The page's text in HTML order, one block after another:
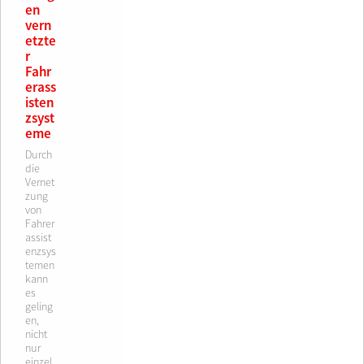
en
vern
etzte
r
Fahr
erass
isten
zsyst
eme
Durch
die
Vernet
zung
von
Fahrer
assist
enzsys
temen
kann
es
geling
en,
nicht
nur